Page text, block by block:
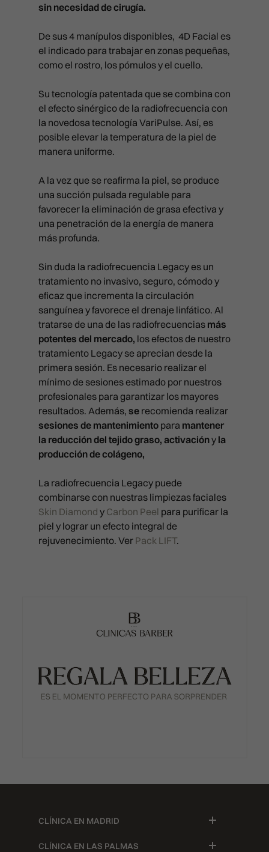
sin necesidad de cirugía.
De sus 4 manípulos disponibles, 4D Facial es
el indicado para trabajar en zonas pequeñas,
como el rostro, los pómulos y el cuello.
Su tecnología patentada que se combina con
el efecto sinérgico de la radiofrecuencia con
la novedosa tecnología VariPulse. Así, es
posible elevar la temperatura de la piel de
manera uniforme.
A la vez que se reafirma la piel, se produce
una succión pulsada regulable para
favorecer la eliminación de grasa efectiva y
una penetración de la energía de manera
más profunda.
Sin duda la radiofrecuencia Legacy es un
tratamiento no invasivo, seguro, cómodo y
eficaz que incrementa la circulación
sanguínea y favorece el drenaje linfático. Al
tratarse de una de las radiofrecuencias más
potentes del mercado, los efectos de nuestro
tratamiento Legacyse aprecian desde la
primera sesión. Es necesario realizar el
mínimo de sesiones estimado por nuestros
profesionales para garantizar los mayores
resultados. Además, se recomienda realizar
sesiones de mantenimiento para mantener
la reduccióndel tejido graso, activacióny la
producción de colágeno,
La radiofrecuencia Legacy puede
combinarse con nuestras limpiezas faciales
Skin Diamond y Carbon Peel para purificar la
piel y lograr un efecto integral de
rejuvenecimiento. Ver Pack LIFT.
CLÍNICA EN MADRID
CLÍNICA EN LAS PALMAS
TRATAMIENTOS MÉDICOS
MEDICINA ESTÉTICA FACIAL
FULL FACE
BLANCHING (ARRUGAS)
BRUXISMO
CAT EYES
HILOS TENSORES
HYDRA BOOST
LABIOS
LÁSER RETEXTURING
LÍNEAS DE MARIONETA
MARCACIÓN MANDIBULAR
MENTÓN CON ÁCIDO
NEUROMODULADORES
PLEXR
PRP FACIAL
POLINUCLEÓTIDOS
INYECTABLES
SONRISA GINGIVAL
REVIVE
MEDICINA ESTÉTICA CORPORAL
HIPERHIDROSIS
MESOTERAPIA
PICOLÁSER: ELIMINACIÓN DE
TRATAMIENTOS
LIMPIEZAS MANUALES
SKIN DIAMOND
PACK SPLENDOR
BLACK DIAMOND
DERMAPEN
LÁSER LIGHT
LÁSER RELIFT
LÁSER SPLENDOR
LÁSER VESSEL
LÁSER Q-LIFT
PICOLÁSER MELASMA
RADIOFRECUENCIA LEGACY
APARATOLOGÍA CORPORAL
RADIOFRECUENCIA X-FULL
REJUVENECIMIENTO DE
CAVITACIÓN
COOLTECH
ONDAS DE CHOQUE
PRESOTERAPIA
TRICOLOGÍA Y PROTOCOLOS
EXOSOMAS
LLLT (LÁSER BAJA POTENCIA)
PRP CAPILAR
PROTOCOLOS ESTÉTICOS
SKINIFICACIÓN CAPILAR
PACKS
PACK SPLENDOR
PACK LIFT
CURSOS
CONTACTO
MADRID
LAS PALMAS
VALENCIA
BILBAO
PIDE TU CITA
ATENCIÓN AL PACIENTE
911 594 309
info@clinicasbarber.com
CLÍNICA EN MADRID
Joaquín Costa 24, 28006
911 21 24 27
info@clinicasbarber.com
CLÍNICA EN LAS PALMAS
Pérez Galdós, 28. 35002
Las Palmas de Gran Canaria
CLÍNICA EN VALENCIA
Calle Císcar 66, bajo CP
911 21 24 27